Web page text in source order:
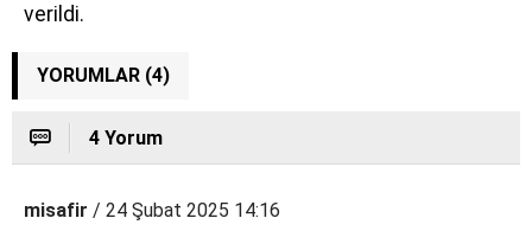
verildi.
YORUMLAR (4)
4 Yorum
misafir / 24 Şubat 2025 14:16